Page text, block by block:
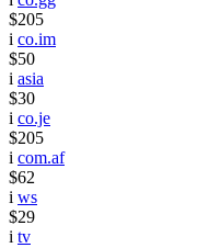
$205
i co.im
$50
i asia
$30
i co.je
$205
i com.af
$62
i ws
$29
i tv